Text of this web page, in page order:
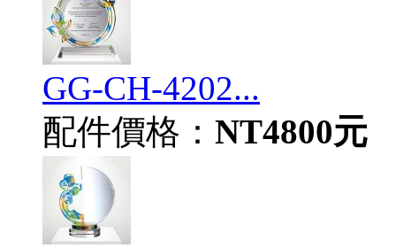
GG-CH-4202...
配件價格： NT4800元